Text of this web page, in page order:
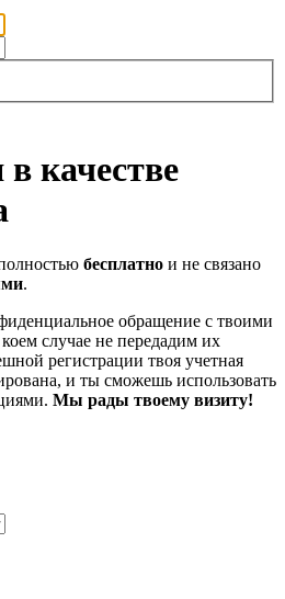
качестве
бесплатно и не связано
.
обращение с твоими
случае не передадим их
регистрации твоя учетная
и ты сможешь использовать
Мы рады твоему визиту!